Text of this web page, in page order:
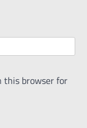
this browser for